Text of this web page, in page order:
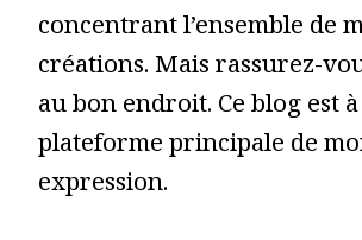
concentrant l’ensemble de
créations. Mais rassurez-
au bon endroit. Ce blog est
plateforme principale de
expression.